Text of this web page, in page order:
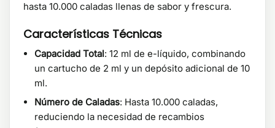
hasta 10.000 caladas llenas de sabor y frescura.
Características Técnicas
Capacidad Total: 12 ml de e-líquido, combinando
un cartucho de 2 ml y un depósito adicional de 10
ml.
Número de Caladas: Hasta 10.000 caladas,
reduciendo la necesidad de recambios